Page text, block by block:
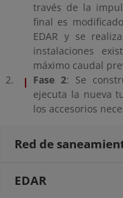
través de la
final es
EDAR y se
instalaciones
máximo caudal
Fase 2: Se
ejecuta la nueva
los accesorios
Red de
EDAR